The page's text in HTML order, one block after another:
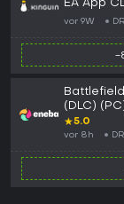
EA App
vor 9W
-
(DLC)
★5.0
vor 8h